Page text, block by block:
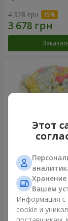
4 328 грн
Букет "Небесная
11 469 грн
Этот
Вашем
Информация с
cookie и